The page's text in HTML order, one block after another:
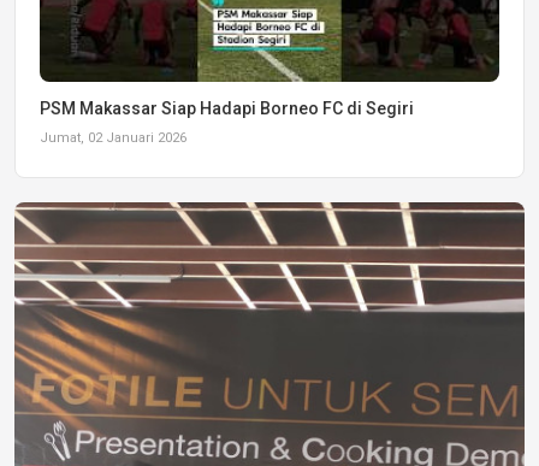
PSM Makassar Siap Hadapi Borneo FC di Segiri
Jumat, 02 Januari 2026